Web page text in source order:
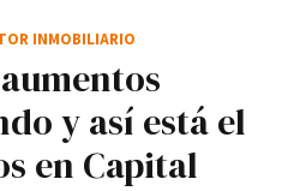
y así está el
en Capital
INMOBILIARIO